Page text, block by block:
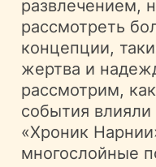
развлечением,
рассмотреть
концепции,
жертва и
рассмотрим,
события
«Хроник
многослойные